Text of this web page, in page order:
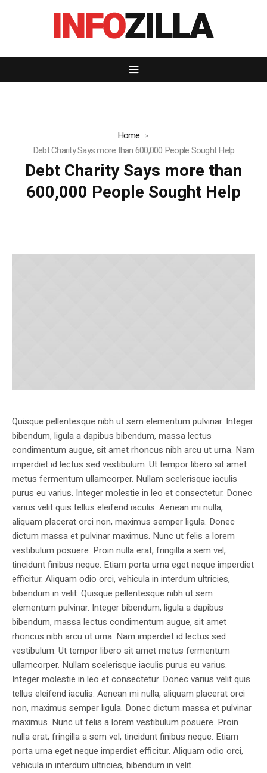
Home
Debt Charity Says more than 600,000 People Sought Help
Debt Charity Says more than
600,000 People Sought Help
Quisque pellentesque nibh ut sem elementum pulvinar. Integer
bibendum, ligula a dapibus bibendum, massa lectus
condimentum augue, sit amet rhoncus nibh arcu ut urna. Nam
imperdiet id lectus sed vestibulum. Ut tempor libero sit amet
metus fermentum ullamcorper. Nullam scelerisque iaculis
purus eu varius. Integer molestie in leo et consectetur. Donec
varius velit quis tellus eleifend iaculis. Aenean mi nulla,
aliquam placerat orci non, maximus semper ligula. Donec
dictum massa et pulvinar maximus. Nunc ut felis a lorem
vestibulum posuere. Proin nulla erat, fringilla a sem vel,
tincidunt finibus neque. Etiam porta urna eget neque imperdiet
efficitur. Aliquam odio orci, vehicula in interdum ultricies,
bibendum in velit. Quisque pellentesque nibh ut sem
elementum pulvinar. Integer bibendum, ligula a dapibus
bibendum, massa lectus condimentum augue, sit amet
rhoncus nibh arcu ut urna. Nam imperdiet id lectus sed
vestibulum. Ut tempor libero sit amet metus fermentum
ullamcorper. Nullam scelerisque iaculis purus eu varius.
Integer molestie in leo et consectetur. Donec varius velit quis
tellus eleifend iaculis. Aenean mi nulla, aliquam placerat orci
non, maximus semper ligula. Donec dictum massa et pulvinar
maximus. Nunc ut felis a lorem vestibulum posuere. Proin
nulla erat, fringilla a sem vel, tincidunt finibus neque. Etiam
porta urna eget neque imperdiet efficitur. Aliquam odio orci,
vehicula in interdum ultricies, bibendum in velit.